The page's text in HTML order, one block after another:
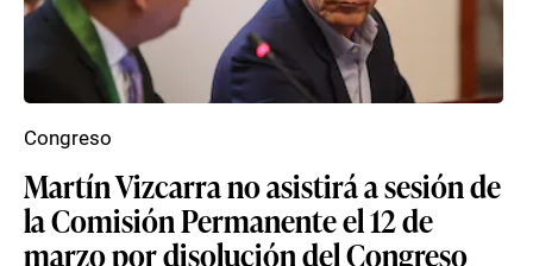
Martín Vizcarra no asistirá a sesión de
la Comisión Permanente el 12 de
marzo por disolución del Congreso
Congreso